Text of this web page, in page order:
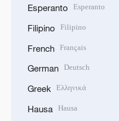
Esperanto Esperanto
Filipino Filipino
French Français
German Deutsch
Greek Ελληνικά
Hausa Hausa